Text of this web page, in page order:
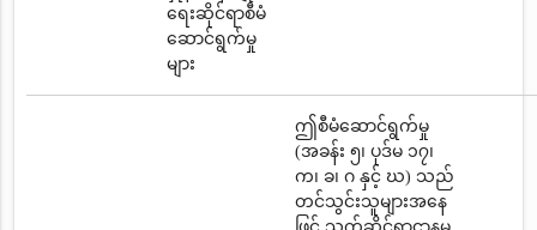
ရေးဆိုင်ရာစီမံ
ဆောင်ရွက်မှု
များ
ဤစီမံဆောင်ရွက်မှု
(အခန်း ၅၊ ပုဒ်မ ၁၇၊
က၊ ခ၊ ဂ နှင့် ဃ) သည်
တင်သွင်းသူများအနေ